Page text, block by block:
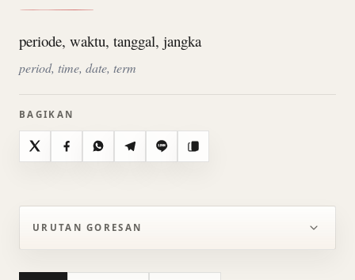
periode, waktu, tanggal, jangka
period, time, date, term
BAGIKAN
X FacebookWhatsAppTelegramLine Salin
URUTAN GORESAN